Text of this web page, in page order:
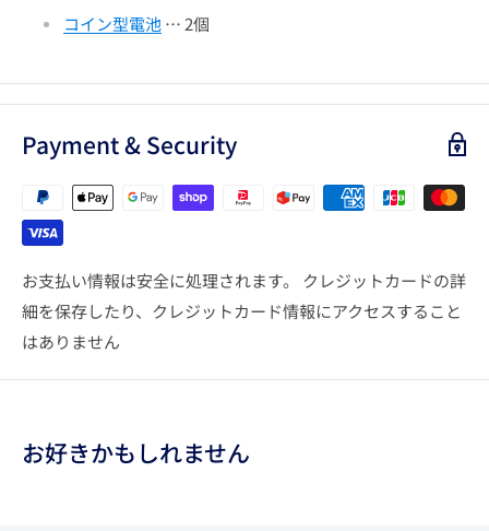
コイン型電池… 2個
Payment & Security
お支払い情報は安全に処理されます。 クレジットカードの詳
細を保存したり、クレジットカード情報にアクセスすること
はありません
お好きかもしれません